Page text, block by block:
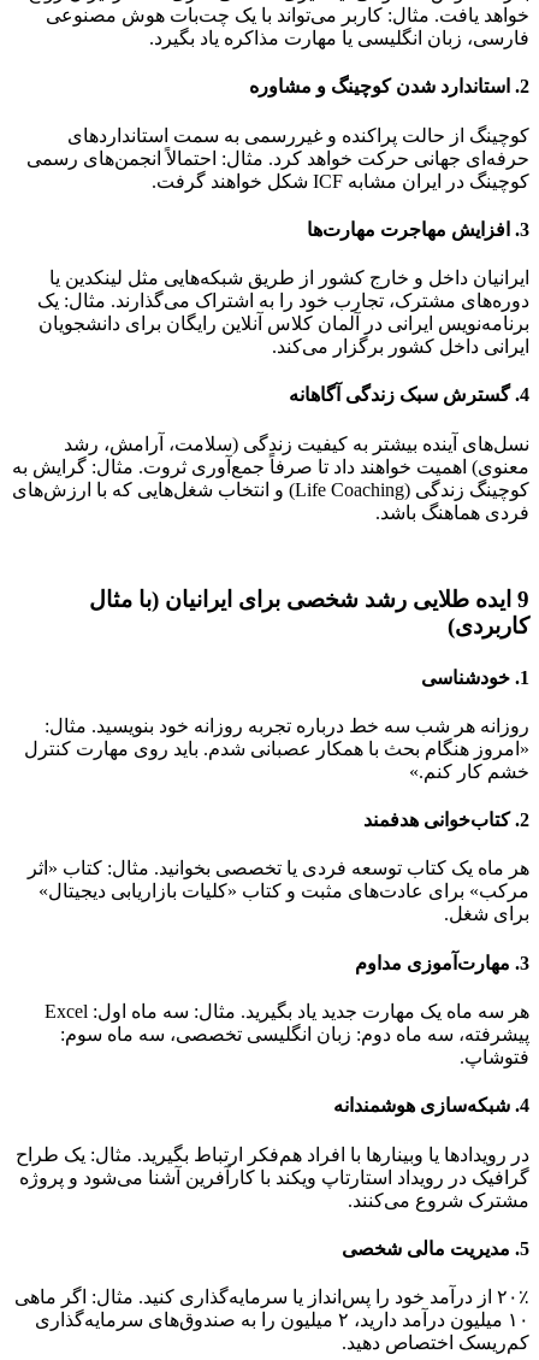
خواهد یافت. مثال: کاربر می‌تواند با یک چت‌بات هوش مصنوعی
فارسی، زبان انگلیسی یا مهارت مذاکره یاد بگیرد.
2. استاندارد شدن کوچینگ و مشاوره
کوچینگ از حالت پراکنده و غیررسمی به سمت استانداردهای
حرفه‌ای جهانی حرکت خواهد کرد. مثال: احتمالاً انجمن‌های رسمی
کوچینگ در ایران مشابه ICF شکل خواهند گرفت.
3. افزایش مهاجرت مهارت‌ها
ایرانیان داخل و خارج کشور از طریق شبکه‌هایی مثل لینکدین یا
دوره‌های مشترک، تجارب خود را به اشتراک می‌گذارند. مثال: یک
برنامه‌نویس ایرانی در آلمان کلاس آنلاین رایگان برای دانشجویان
ایرانی داخل کشور برگزار می‌کند.
4. گسترش سبک زندگی آگاهانه
نسل‌های آینده بیشتر به کیفیت زندگی (سلامت، آرامش، رشد
معنوی) اهمیت خواهند داد تا صرفاً جمع‌آوری ثروت. مثال: گرایش به
کوچینگ زندگی (Life Coaching) و انتخاب شغل‌هایی که با ارزش‌های
فردی هماهنگ باشد.
9 ایده طلایی رشد شخصی برای ایرانیان (با مثال
کاربردی)
1. خودشناسی
روزانه هر شب سه خط درباره تجربه روزانه خود بنویسید. مثال:
«امروز هنگام بحث با همکار عصبانی شدم. باید روی مهارت کنترل
خشم کار کنم.»
2. کتاب‌خوانی هدفمند
هر ماه یک کتاب توسعه فردی یا تخصصی بخوانید. مثال: کتاب «اثر
مرکب» برای عادت‌های مثبت و کتاب «کلیات بازاریابی دیجیتال»
برای شغل.
3. مهارت‌آموزی مداوم
هر سه ماه یک مهارت جدید یاد بگیرید. مثال: سه ماه اول: Excel
پیشرفته، سه ماه دوم: زبان انگلیسی تخصصی، سه ماه سوم:
فتوشاپ.
4. شبکه‌سازی هوشمندانه
در رویدادها یا وبینارها با افراد هم‌فکر ارتباط بگیرید. مثال: یک طراح
گرافیک در رویداد استارتاپ ویکند با کارآفرین آشنا می‌شود و پروژه
مشترک شروع می‌کنند.
5. مدیریت مالی شخصی
۲۰٪ از درآمد خود را پس‌انداز یا سرمایه‌گذاری کنید. مثال: اگر ماهی
۱۰ میلیون درآمد دارید، ۲ میلیون را به صندوق‌های سرمایه‌گذاری
کم‌ریسک اختصاص دهید.